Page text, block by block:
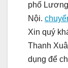
phố
Nội.
Xin quý
Thanh
dụng để